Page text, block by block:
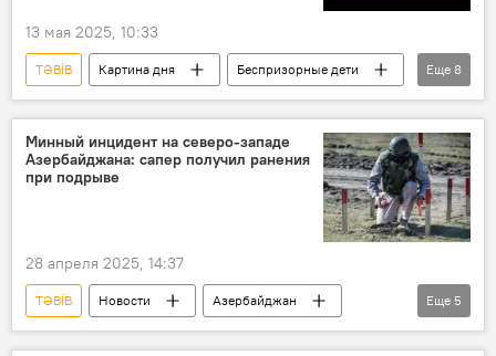
13 мая 2025, 10:33
TƏBİB Картина дня
Беспризорные дети
Азербайджан
Комиссия
парламент
отчет
дети
Образование документы
Еще 8
Минный инцидент на северо-западе
Азербайджана: сапер получил ранения
при подрыве
28 апреля 2025, 14:37
TƏBİB Новости
Азербайджан
Общество
Газахский район АР
Еще 5